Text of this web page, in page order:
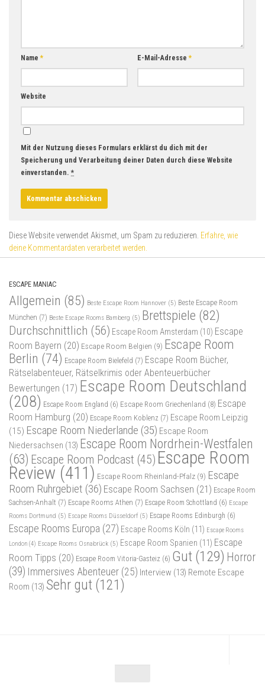
Name* E-Mail-Adresse*
Website
Mit der Nutzung dieses Formulars erklärst du dich mit der
Speicherung und Verarbeitung deiner Daten durch diese Website
einverstanden. *
Diese Website verwendet Akismet, um Spam zu reduzieren. Erfahre, wie
deine Kommentardaten verarbeitet werden.
ESCAPE MANIAC
Allgemein (85) Beste Escape Room Hannover (5) Beste Escape Room
München (7) Beste Escape Rooms Bamberg (5) Brettspiele (82)
Durchschnittlich (56) Escape Room Amsterdam (10) Escape
Room Bayern (20) Escape Room Belgien (9) Escape Room
Berlin (74) Escape Room Bielefeld (7) Escape Room Bücher,
Rätselabenteuer, Rätselkrimis oder Abenteuerbücher
Bewertungen (17) Escape Room Deutschland
(208) Escape Room England (6) Escape Room Griechenland (8) Escape
Room Hamburg (20) Escape Room Koblenz (7) Escape Room Leipzig
(15) Escape Room Niederlande (35) Escape Room
Niedersachsen (13) Escape Room Nordrhein-Westfalen
(63) Escape Room Podcast (45) Escape Room
Review (411) Escape Room Rheinland-Pfalz (9) Escape
Room Ruhrgebiet (36) Escape Room Sachsen (21) Escape Room
Sachsen-Anhalt (7) Escape Rooms Athen (7) Escape Room Schottland (6) Escape
Rooms Dortmund (5) Escape Rooms Düsseldorf (5) Escape Rooms Edinburgh (6)
Escape Rooms Europa (27) Escape Rooms Köln (11) Escape Rooms
London (4) Escape Rooms Osnabrück (5) Escape Room Spanien (11) Escape
Room Tipps (20) Escape Room Vitoria-Gasteiz (6) Gut (129) Horror
(39) Immersives Abenteuer (25) Interview (13) Remote Escape
Room (13) Sehr gut (121)